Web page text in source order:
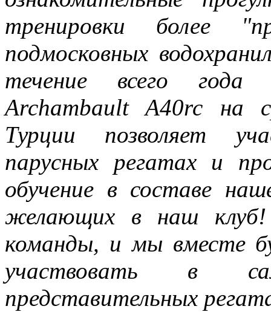
тренировки более
подмосковных
течение всего года
Archambault A40rc на
Турции позволяет
парусных регатах и
обучение в составе
желающих в наш клуб!
команды, и мы вместе
участвовать в
представительных